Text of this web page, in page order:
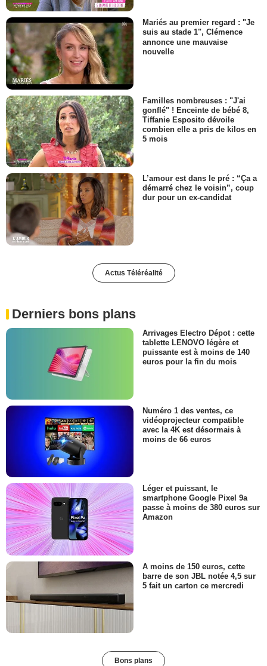
Mariés au premier regard : "Je
suis au stade 1", Clémence
annonce une mauvaise
nouvelle
Familles nombreuses : "J'ai
gonflé" ! Enceinte de bébé 8,
Tiffanie Esposito dévoile
combien elle a pris de kilos en
5 mois
L’amour est dans le pré : “Ça a
démarré chez le voisin”, coup
dur pour un ex-candidat
Actus Téléréalité
Derniers bons plans
Arrivages Electro Dépot : cette
tablette LENOVO légère et
puissante est à moins de 140
euros pour la fin du mois
Numéro 1 des ventes, ce
vidéoprojecteur compatible
avec la 4K est désormais à
moins de 66 euros
Léger et puissant, le
smartphone Google Pixel 9a
passe à moins de 380 euros sur
Amazon
A moins de 150 euros, cette
barre de son JBL notée 4,5 sur
5 fait un carton ce mercredi
Bons plans